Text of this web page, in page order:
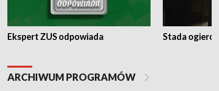
Ekspert ZUS odpowiada Stada
ARCHIWUM PROGRAMÓW